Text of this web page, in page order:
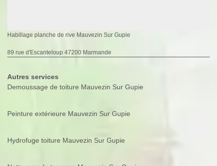
Habillage planche de rive Mauvezin Sur Gupie
89 rue d'Escanteloup 47200 Marmande
Autres services
Demoussage de toiture Mauvezin Sur Gupie
Peinture extérieure Mauvezin Sur Gupie
Hydrofuge toiture Mauvezin Sur Gupie